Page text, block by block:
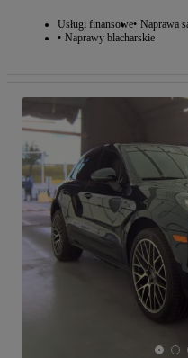
Usługi finansowe Naprawa
Naprawy blacharskie